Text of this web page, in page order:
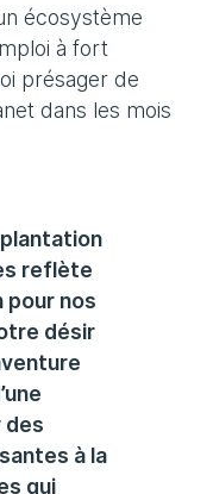
écosystème
à fort
présager de
dans les mois
reflète
pour nos
désir
des
à la
qui